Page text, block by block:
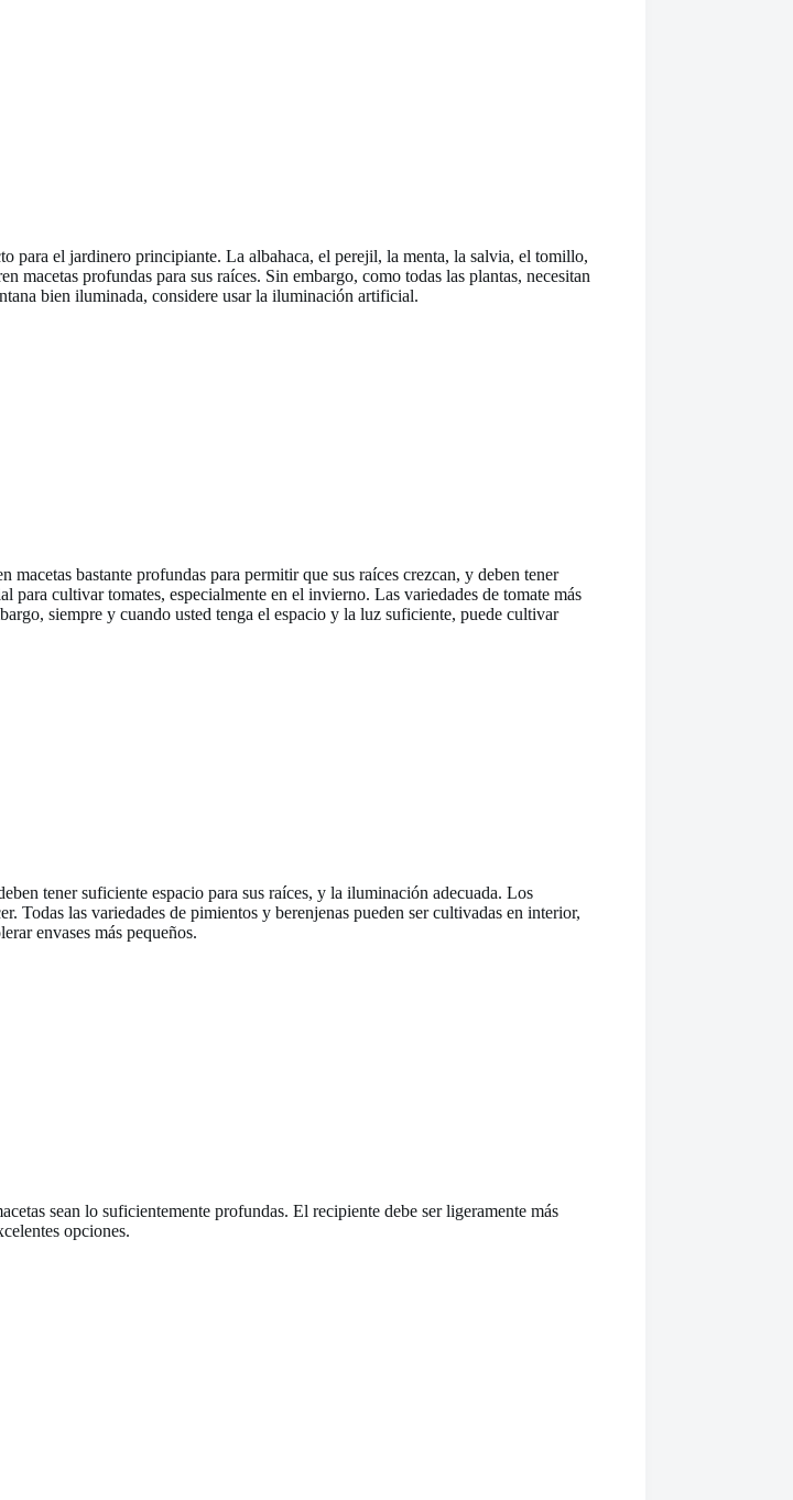
para el jardinero principiante. La albahaca, el perejil, la menta, la salvia, el tomillo,
macetas profundas para sus raíces. Sin embargo, como todas las plantas, necesitan
bien iluminada, considere usar la iluminación artificial.
bastante profundas para permitir que sus raíces crezcan, y deben tener
cultivar tomates, especialmente en el invierno. Las variedades de tomate más
siempre y cuando usted tenga el espacio y la luz suficiente, puede cultivar
tener suficiente espacio para sus raíces, y la iluminación adecuada. Los
Todas las variedades de pimientos y berenjenas pueden ser cultivadas en interior,
envases más pequeños.
sean lo suficientemente profundas. El recipiente debe ser ligeramente más
opciones.